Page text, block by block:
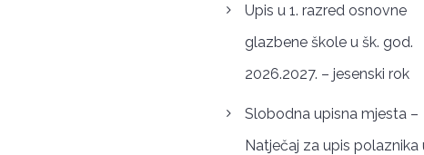
Upis u 1. razred osnovne
glazbene škole u šk. god.
2026.2027. – jesenski rok
Slobodna upisna mjesta –
Natječaj za upis polaznika